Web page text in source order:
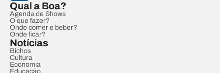
Qual a Boa?
Agenda de Shows
O que fazer?
Onde comer e beber?
Onde ficar?
Notícias
Bichos
Cultura
Economia
Educação